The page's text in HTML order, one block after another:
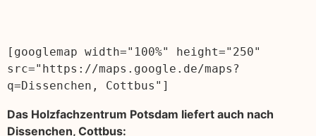
[googlemap width="100%" height="250"
src="https://maps.google.de/maps?
q=Dissenchen, Cottbus"]
Das Holzfachzentrum Potsdam liefert auch nach
Dissenchen, Cottbus: